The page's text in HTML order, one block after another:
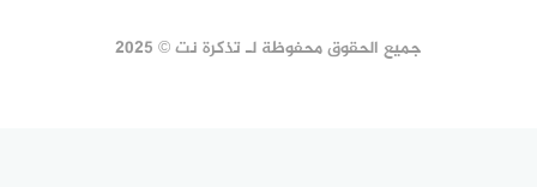
جميع الحقوق محفوظة لـ تذكرة نت © 2025